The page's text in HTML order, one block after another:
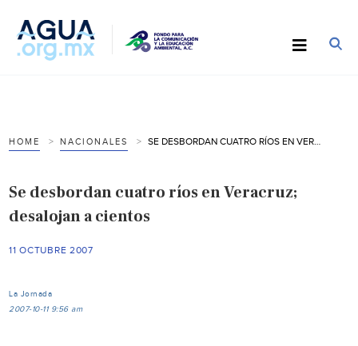
HOME NACIONALES
Se desbordan cuatro ríos en Veracruz;
desalojan a cientos
11 OCTUBRE 2007
La Jornada
2007-10-11 9:56 am